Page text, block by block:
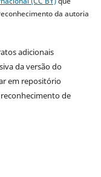
da autoria
adicionais
da versão do
em repositório
de